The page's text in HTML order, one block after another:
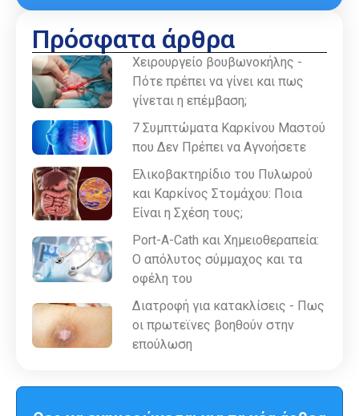
Πρόσφατα άρθρα
Χειρουργείο βουβωνοκήλης -
Πότε πρέπει να γίνει και πως
γίνεται η επέμβαση;
7 Συμπτώματα Καρκίνου Μαστού
που Δεν Πρέπει να Αγνοήσετε
Ελικοβακτηρίδιο του Πυλωρού
και Καρκίνος Στομάχου: Ποια
Είναι η Σχέση τους;
Port-A-Cath και Χημειοθεραπεία:
Ο απόλυτος σύμμαχος και τα
οφέλη του
Διατροφή για κατακλίσεις - Πως
οι πρωτεϊνες βοηθούν στην
επούλωση